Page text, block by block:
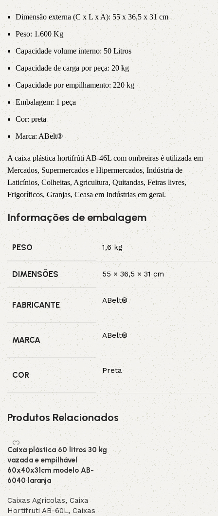
Dimensão externa (C x L x A): 55 x 36,5 x 31 cm
Peso: 1.600 Kg
Capacidade volume interno: 50 Litros
Capacidade de carga por peça: 20 kg
Capacidade por empilhamento: 220 kg
Embalagem: 1 peça
Cor: preta
Marca: ABelt®
A caixa plástica hortifrúti AB-46L com ombreiras é utilizada em
Mercados, Supermercados e Hipermercados, Indústria de
Laticínios, Colheitas, Agricultura, Quitandas, Feiras livres,
Frigoríficos, Granjas, Ceasa em Indústrias em geral.
Informações de embalagem
PESO 1,6 kg
DIMENSÕES 55 × 36,5 × 31 cm
FABRICANTE ABelt®
MARCA ABelt®
COR Preta
Produtos Relacionados
Caixa plástica 60 litros 30 kg
vazada e empilhável
60x40x31cm modelo AB-
6040 laranja
Caixas Agricolas, Caixa
Hortifruti AB-60L, Caixas